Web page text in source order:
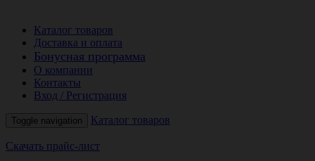
Каталог товаров
Доставка и оплата
Бонусная программа
О компании
Контакты
Вход / Регистрация
Toggle navigation Каталог товаров
Скачать прайс-лист